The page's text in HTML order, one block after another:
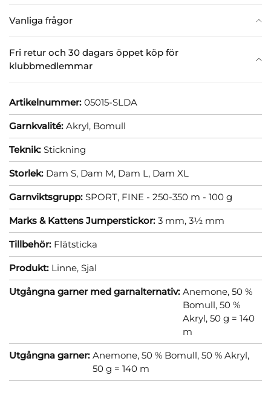
Vanliga frågor
Fri retur och 30 dagars öppet köp för
klubbmedlemmar
Artikelnummer: 05015-SLDA
Garnkvalité: Akryl, Bomull
Teknik: Stickning
Storlek: Dam S, Dam M, Dam L, Dam XL
Garnviktsgrupp: SPORT, FINE - 250-350 m - 100 g
Marks & Kattens Jumperstickor: 3 mm, 3½ mm
Tillbehör: Flätsticka
Produkt: Linne, Sjal
Utgångna garner med garnalternativ: Anemone, 50 %
Bomull, 50 %
Akryl, 50 g = 140
m
Utgångna garner: Anemone, 50 % Bomull, 50 % Akryl,
50 g = 140 m